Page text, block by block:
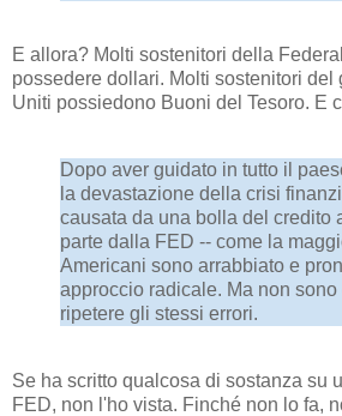
E allora? Molti sostenitori della
possedere dollari. Molti sostenitori del
Uniti possiedono Buoni del Tesoro. E
Dopo aver guidato in tutto il
la devastazione della crisi
causata da una bolla del credito
parte dalla FED -- come la
Americani sono arrabbiato e
approccio radicale. Ma non sono
ripetere gli stessi errori.
Se ha scritto qualcosa di sostanza su
FED, non l'ho vista. Finché non lo fa,